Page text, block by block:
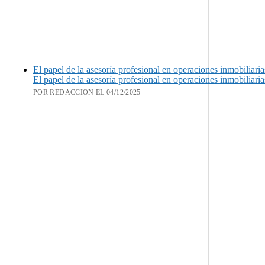
El papel de la asesoría profesional en operaciones
El papel de la asesoría profesional en operaciones
POR REDACCION EL 04/12/2025